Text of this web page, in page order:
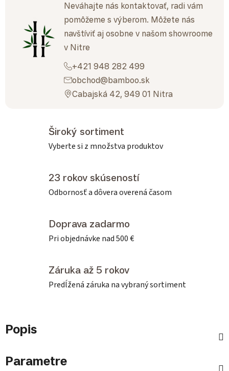
Neváhajte nás kontaktovať, radi vám
pomôžeme s výberom. Môžete nás
navštíviť aj osobne v našom showroome
v Nitre
+421 948 282 499
obchod@bamboo.sk
Cabajská 42, 949 01 Nitra
Široký sortiment
Vyberte si z množstva produktov
23 rokov skúseností
Odbornosť a dôvera overená časom
Doprava zadarmo
Pri objednávke nad 500 €
Záruka až 5 rokov
Predĺžená záruka na vybraný sortiment
Popis
Parametre